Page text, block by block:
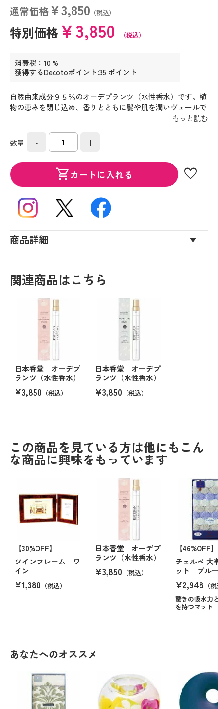
通常価格￥3,850 （税込）
特別価格￥3,850 （税込）
消費税：10 %
獲得するDecotoポイント:35 ポイント
自然由来成分９５％のオーデプランツ（水性香水）です。植
物の恵みを閉じ込め、香りとともに髪や肌を潤いヴェールで
包み込みます。オレンジフラワーの清楚なホワイトフローラ
もっと読む
数量 - +
shopping_cartカートに入れる favorite
商品詳細
関連商品はこちら
日本香堂 オーデプ
ランツ（水性香水）
¥3,850 （税込）
日本香堂 オーデプ
ランツ（水性香水）
¥3,850 （税込）
この商品を見ている方は他にもこん
な商品に興味をもっています
【30%OFF】
ツインフレーム ワ
イン
¥1,380 （税込）
日本香堂 オーデプ
ランツ（水性香水）
¥3,850 （税込）
【46%OFF】
チェルベ 大
ット ブル
¥2,948 （
驚きの吸水力
を持つマット
あなたへのオススメ